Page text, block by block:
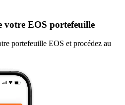
votre EOS portefeuille
portefeuille EOS et procédez au